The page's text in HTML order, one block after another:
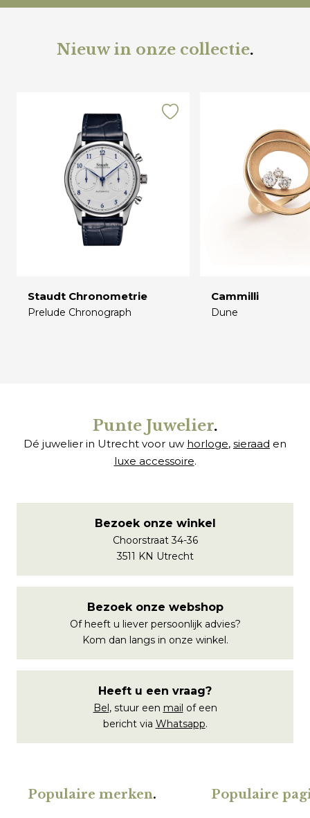
Nieuw in onze collectie.
Staudt Chronometrie
Prelude Chronograph
Cammilli
Dune
Punte Juwelier.
Dé juwelier in Utrecht voor uw horloge, sieraad en
luxe accessoire.
Bezoek onze winkel
Choorstraat 34-36
3511 KN Utrecht
Bezoek onze webshop
Of heeft u liever persoonlijk advies?
Kom dan langs in onze winkel.
Heeft u een vraag?
Bel, stuur een mail of een
bericht via Whatsapp.
Populaire merken. Populaire